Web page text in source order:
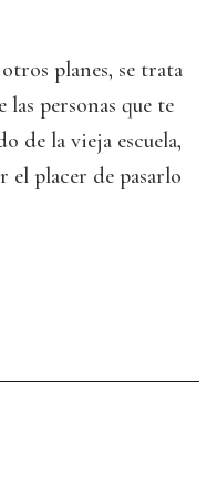
planes, se trata
personas que te
de la vieja escuela,
placer de pasarlo